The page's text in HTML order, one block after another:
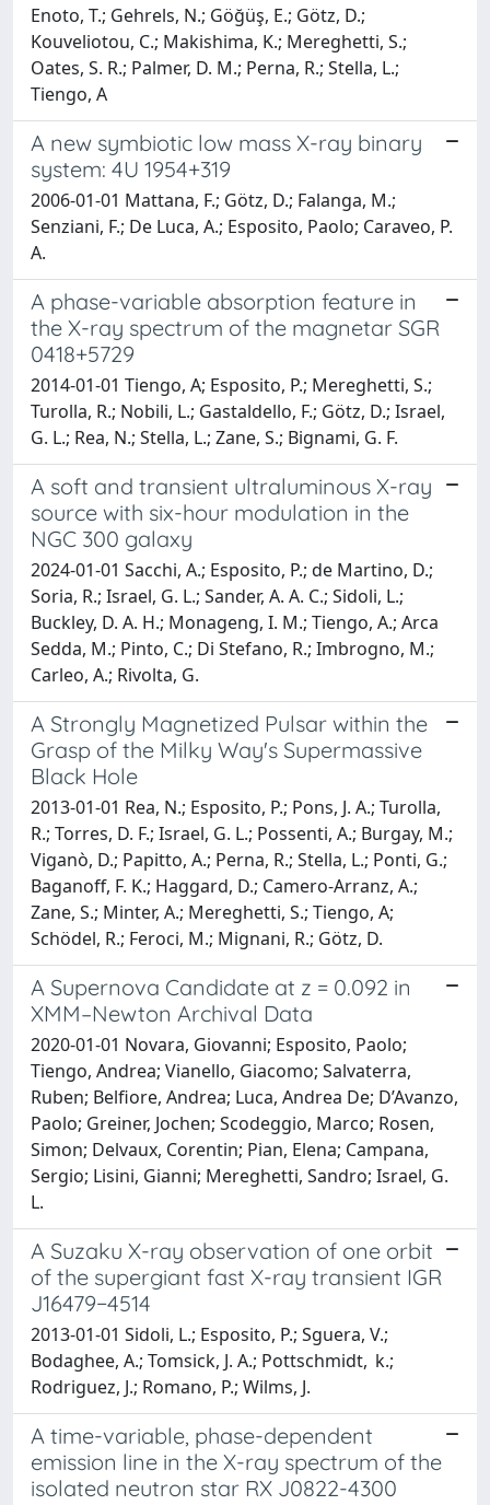
Enoto, T.; Gehrels, N.; Göğüş, E.; Götz, D.;
Kouveliotou, C.; Makishima, K.; Mereghetti, S.;
Oates, S. R.; Palmer, D. M.; Perna, R.; Stella, L.;
Tiengo, A
A new symbiotic low mass X-ray binary
system: 4U 1954+319
2006-01-01 Mattana, F.; Götz, D.; Falanga, M.;
Senziani, F.; De Luca, A.; Esposito, Paolo; Caraveo, P.
A.
A phase-variable absorption feature in
the X-ray spectrum of the magnetar SGR
0418+5729
2014-01-01 Tiengo, A; Esposito, P.; Mereghetti, S.;
Turolla, R.; Nobili, L.; Gastaldello, F.; Götz, D.; Israel,
G. L.; Rea, N.; Stella, L.; Zane, S.; Bignami, G. F.
A soft and transient ultraluminous X-ray
source with six-hour modulation in the
NGC 300 galaxy
2024-01-01 Sacchi, A.; Esposito, P.; de Martino, D.;
Soria, R.; Israel, G. L.; Sander, A. A. C.; Sidoli, L.;
Buckley, D. A. H.; Monageng, I. M.; Tiengo, A.; Arca
Sedda, M.; Pinto, C.; Di Stefano, R.; Imbrogno, M.;
Carleo, A.; Rivolta, G.
A Strongly Magnetized Pulsar within the
Grasp of the Milky Way's Supermassive
Black Hole
2013-01-01 Rea, N.; Esposito, P.; Pons, J. A.; Turolla,
R.; Torres, D. F.; Israel, G. L.; Possenti, A.; Burgay, M.;
Viganò, D.; Papitto, A.; Perna, R.; Stella, L.; Ponti, G.;
Baganoff, F. K.; Haggard, D.; Camero-Arranz, A.;
Zane, S.; Minter, A.; Mereghetti, S.; Tiengo, A;
Schödel, R.; Feroci, M.; Mignani, R.; Götz, D.
A Supernova Candidate at z = 0.092 in
XMM–Newton Archival Data
2020-01-01 Novara, Giovanni; Esposito, Paolo;
Tiengo, Andrea; Vianello, Giacomo; Salvaterra,
Ruben; Belfiore, Andrea; Luca, Andrea De; D’Avanzo,
Paolo; Greiner, Jochen; Scodeggio, Marco; Rosen,
Simon; Delvaux, Corentin; Pian, Elena; Campana,
Sergio; Lisini, Gianni; Mereghetti, Sandro; Israel, G.
L.
A Suzaku X-ray observation of one orbit
of the supergiant fast X-ray transient IGR
J16479−4514
2013-01-01 Sidoli, L.; Esposito, P.; Sguera, V.;
Bodaghee, A.; Tomsick, J. A.; Pottschmidt, k.;
Rodriguez, J.; Romano, P.; Wilms, J.
A time-variable, phase-dependent
emission line in the X-ray spectrum of the
isolated neutron star RX J0822-4300